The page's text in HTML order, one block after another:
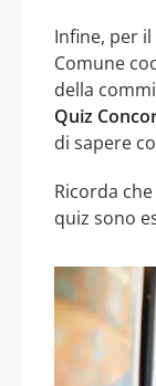
Infine, per
Comune
della
Quiz
di sapere
Ricorda
quiz sono